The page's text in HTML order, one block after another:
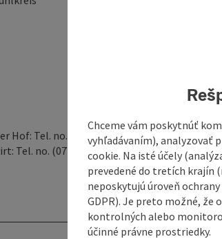
Hof: Tel. no. (07286) 8257
Tel. no. (07286) 83210
Chceme vám poskytnúť
vyhľadávaním), analyzovať
cookie. Na isté účely
prevedené do tretích krajín
neposkytujú úroveň
GDPR). Je preto možné, že
kontrolných alebo
účinné právne prostriedky.